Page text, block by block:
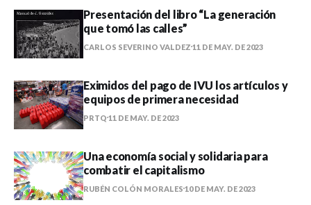
Presentación del libro “La generación
que tomó las calles”
CARLOS SEVERINO VALDEZ 11 DE MAY. DE 2023
Eximidos del pago de IVU los artículos y
equipos de primera necesidad
PRTQ 11 DE MAY. DE 2023
Una economía social y solidaria para
combatir el capitalismo
RUBÉN COLÓN MORALES 10 DE MAY. DE 2023